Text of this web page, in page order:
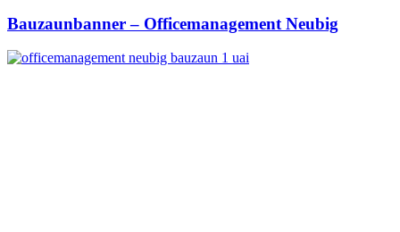
Bauzaunbanner – Officemanagement Neubig